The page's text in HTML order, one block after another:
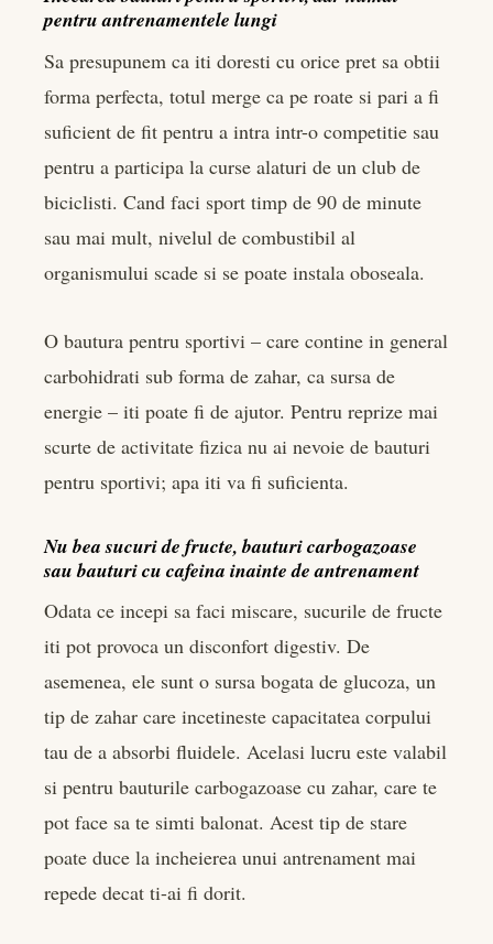
pentru antrenamentele lungi
Sa presupunem ca iti doresti cu orice pret sa obtii
forma perfecta, totul merge ca pe roate si pari a fi
suficient de fit pentru a intra intr-o competitie sau
pentru a participa la curse alaturi de un club de
biciclisti. Cand faci sport timp de 90 de minute
sau mai mult, nivelul de combustibil al
organismului scade si se poate instala oboseala.
O bautura pentru sportivi – care contine in general
carbohidrati sub forma de zahar, ca sursa de
energie – iti poate fi de ajutor. Pentru reprize mai
scurte de activitate fizica nu ai nevoie de bauturi
pentru sportivi; apa iti va fi suficienta.
Nu bea sucuri de fructe, bauturi carbogazoase
sau bauturi cu cafeina inainte de antrenament
Odata ce incepi sa faci miscare, sucurile de fructe
iti pot provoca un disconfort digestiv. De
asemenea, ele sunt o sursa bogata de glucoza, un
tip de zahar care incetineste capacitatea corpului
tau de a absorbi fluidele. Acelasi lucru este valabil
si pentru bauturile carbogazoase cu zahar, care te
pot face sa te simti balonat. Acest tip de stare
poate duce la incheierea unui antrenament mai
repede decat ti-ai fi dorit.